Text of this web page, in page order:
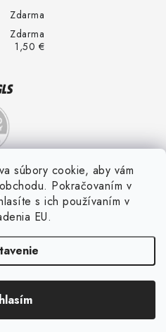
súbory cookie, aby vám
Pokračovaním v
s ich používaním v
EU.
Zdarma
Zdarma
1,50 €
. Všetky práva vyhradené.